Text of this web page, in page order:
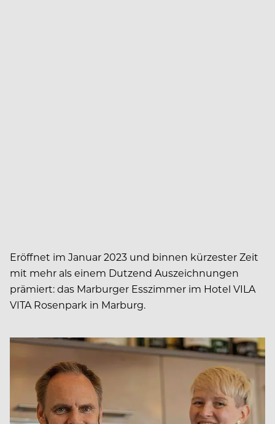
Eröffnet im Januar 2023 und binnen kürzester Zeit
mit mehr als einem Dutzend Auszeichnungen
prämiert: das Marburger Esszimmer im Hotel VILA
VITA Rosenpark in Marburg.